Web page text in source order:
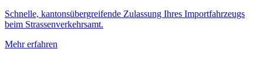
Schnelle, kantonsübergreifende Zulassung Ihres Importfahrzeugs
beim Strassenverkehrsamt.
Mehr erfahren